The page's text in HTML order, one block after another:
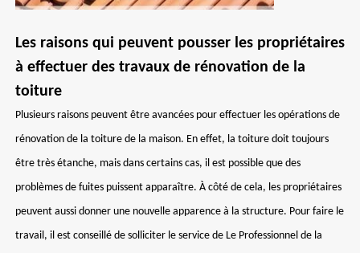
Les raisons qui peuvent pousser les propriétaires
à effectuer des travaux de rénovation de la
toiture
Plusieurs raisons peuvent être avancées pour effectuer les opérations de
rénovation de la toiture de la maison. En effet, la toiture doit toujours
être très étanche, mais dans certains cas, il est possible que des
problèmes de fuites puissent apparaître. À côté de cela, les propriétaires
peuvent aussi donner une nouvelle apparence à la structure. Pour faire le
travail, il est conseillé de solliciter le service de Le Professionnel de la